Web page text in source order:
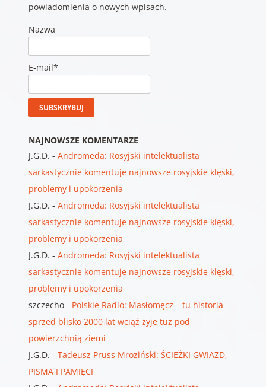
powiadomienia o nowych wpisach.
Nazwa
E-mail*
NAJNOWSZE KOMENTARZE
J.G.D. - Andromeda: Rosyjski intelektualista
sarkastycznie komentuje najnowsze rosyjskie klęski,
problemy i upokorzenia
J.G.D. - Andromeda: Rosyjski intelektualista
sarkastycznie komentuje najnowsze rosyjskie klęski,
problemy i upokorzenia
J.G.D. - Andromeda: Rosyjski intelektualista
sarkastycznie komentuje najnowsze rosyjskie klęski,
problemy i upokorzenia
szczecho- Polskie Radio: Masłomęcz – tu historia
sprzed blisko 2000 lat wciąż żyje tuż pod
powierzchnią ziemi
J.G.D. - Tadeusz Pruss Mroziński: ŚCIEŻKI GWIAZD,
PISMA I PAMIĘCI